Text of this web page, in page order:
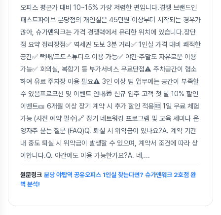
오피스 평균가 대비 10~15% 가량 저렴한 편입니다.경쟁 브랜드인
패스트파이브 분당점의 개인실은 45만원 이상부터 시작되는 경우가
많아, 슈가맨워크는 가격 경쟁력에서 유리한 위치에 있습니다.장단
점 요약 정리장점✅ 역세권 도보 3분 거리✅ 1인실 가격 대비 쾌적한
공간✅ 택배/포토스튜디오 이용 가능✅ 야간·주말도 자유로운 이용
가능✅ 회의실, 복합기 등 부가서비스 무료단점⚠️ 주차공간이 협소
하여 유료 주차장 이용 필요⚠️ 3인 이상 팀 업무에는 공간이 부족할
수 있음프로모션 및 이벤트 안내🎁 신규 입주 고객 첫 달 10% 할인
이벤트🎫 6개월 이상 장기 계약 시 추가 할인 적용🆓 1일 무료 체험
가능 (사전 예약 필수)🔗 정기 네트워킹 프로그램 및 교육 세미나 운
영자주 묻는 질문 (FAQ)Q. 퇴실 시 위약금이 있나요?A. 계약 기간
내 중도 퇴실 시 위약금이 발생할 수 있으며, 계약서 조건에 따라 상
이합니다.Q. 야간에도 이용 가능한가요?A. 네, ...
원문링크 분당 야탑역 공유오피스 1인실 찾는다면? 슈가맨워크 2호점 완
벽 분석!